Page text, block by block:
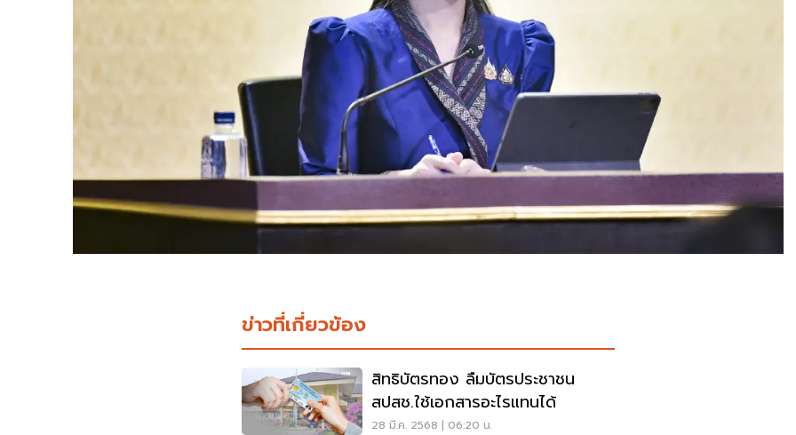
ข่าวที่เกี่ยวข้อง
สิทธิบัตรทอง ลืมบัตรประชาชน
สปสช.ใช้เอกสารอะไรแทนได้
28 มี.ค. 2568 | 06:20 น.